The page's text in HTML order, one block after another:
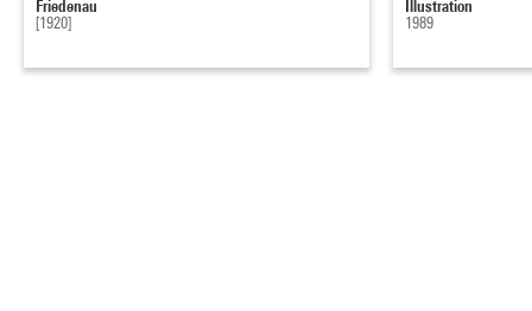
Friedenau
[1920]
Illustration
1989